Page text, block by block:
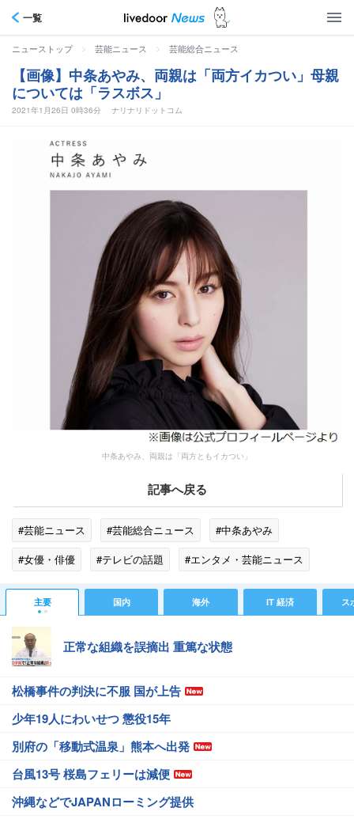
一覧
ニューストップ > 芸能ニュース > 芸能総合ニュース
【画像】中条あやみ、両親は「両方イカつい」母親
については「ラスボス」
2021年1月26日 0時36分 ナリナリドットコム
中条あやみ、両親は「両方ともイカつい」
記事へ戻る
#芸能ニュース #芸能総合ニュース
#中条あやみ
#女優・俳優
#テレビの話題 #エンタメ・芸能ニュース
主要 国内 海外 IT 経済 ス
正常な組織を誤摘出 重篤な状態
松橋事件の判決に不服 国が上告
少年19人にわいせつ 懲役15年
別府の「移動式温泉」熊本へ出発
台風13号 桜島フェリーは減便
沖縄などでJAPANローミング提供